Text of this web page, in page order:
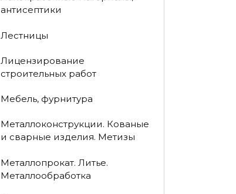
антисептики
Лестницы
Лицензирование
строительных работ
Мебель, фурнитура
Металлоконструкции. Кованые
и сварные изделия. Метизы
Металлопрокат. Литье.
Металлообработка